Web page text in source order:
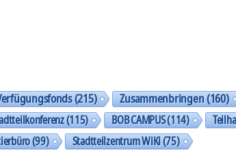
(215) Zusammenbringen(160)
(115) BOB CAMPUS(114)
(99) Stadtteilzentrum WiKi(75)